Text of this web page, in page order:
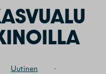
Uutinen
·